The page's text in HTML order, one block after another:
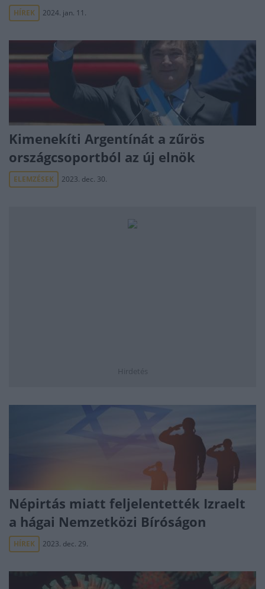
HÍREK 2024. jan. 11.
Kimenekíti Argentínát a zűrös
országcsoportból az új elnök
ELEMZÉSEK 2023. dec. 30.
Hirdetés
Népirtás miatt feljelentették Izraelt
a hágai Nemzetközi Bíróságon
HÍREK 2023. dec. 29.